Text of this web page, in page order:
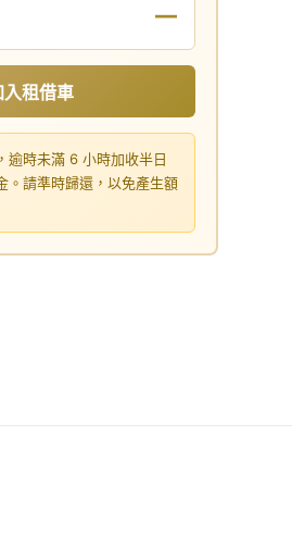
—
入租借車
逾時未滿 6 小時加收半日
。請準時歸還，以免產生額